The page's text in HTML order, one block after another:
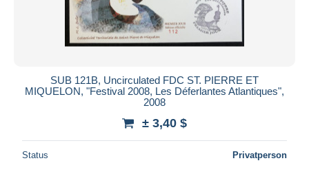
SUB 121B, Uncirculated FDC ST. PIERRE ET
MIQUELON, "Festival 2008, Les Déferlantes Atlantiques",
2008
± 3,40 $
Status Privatperson